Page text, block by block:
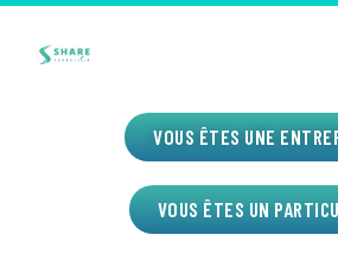
VOUS ÊTES UNE
VOUS ÊTES UN